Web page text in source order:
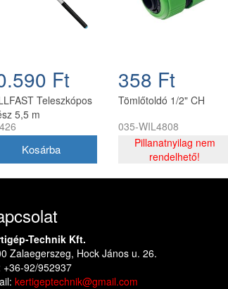
Ft
Teleszkópos
5,5 m
358 Ft
Tömlőtoldó 1/2" CH
035-WIL4808
Pillanatnyilag nem
rendelhető!
Technik Kft.
Zalaegerszeg, Hock János u. 26.
+36-92/952937
kertigeptechnik@gmail.com